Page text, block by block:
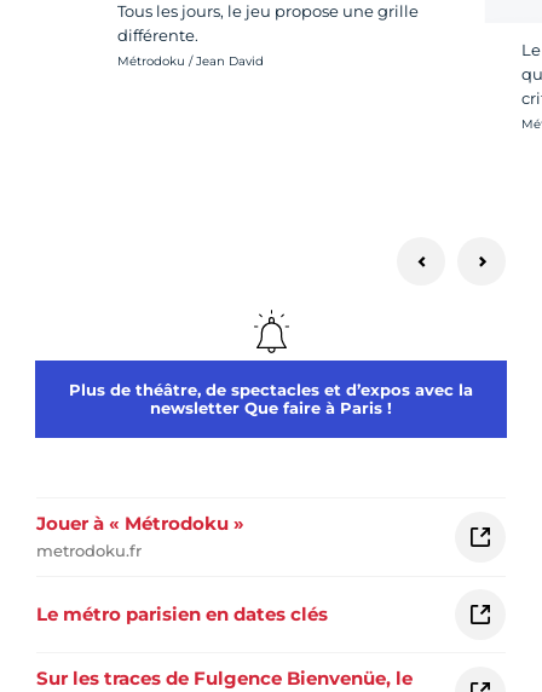
Tous les jours, le jeu propose une grille
différente.
Crédit photo :
Métrodoku / Jean David
Plus de théâtre, de spectacles et d’expos avec la
newsletter Que faire à Paris !
Jouer à « Métrodoku »
metrodoku.fr
Le métro parisien en dates clés
Sur les traces de Fulgence Bienvenüe, le